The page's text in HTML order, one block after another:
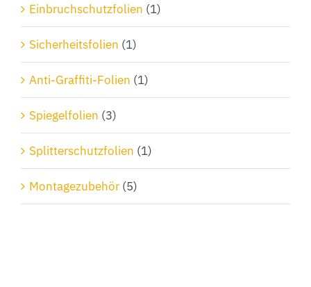
Einbruchschutzfolien (1)
Sicherheitsfolien (1)
Anti-Graffiti-Folien (1)
Spiegelfolien (3)
Splitterschutzfolien (1)
Montagezubehör (5)